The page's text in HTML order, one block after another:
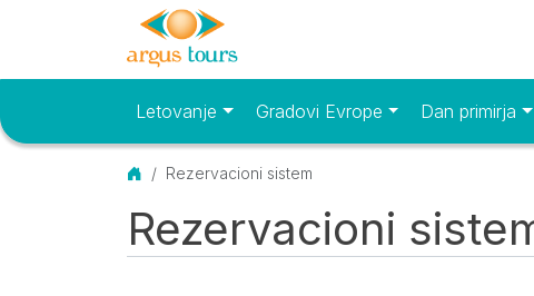
Osnovni meniLetovanje Gradovi Evrope Dan primirja
Početna
Rezervacioni sistem
Rezervacioni